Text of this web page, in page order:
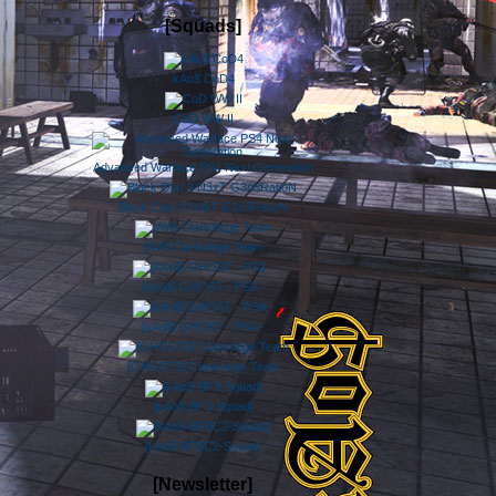
[Squads]
kAo$ CoD4
CoD WW II
Advanced Warface PS4 Next Generation
Black Ops 3 N3xT G3n3RatioN
[AW] Clankriege Team
[kAo$] GHOST - PS3 -
[kAo$] GHOST - PS4 -
[GHOSTS] Clankriege Team
[kAo$-BF3-Squad]
[kAo$-BFBC2-Squad]
[Newsletter]